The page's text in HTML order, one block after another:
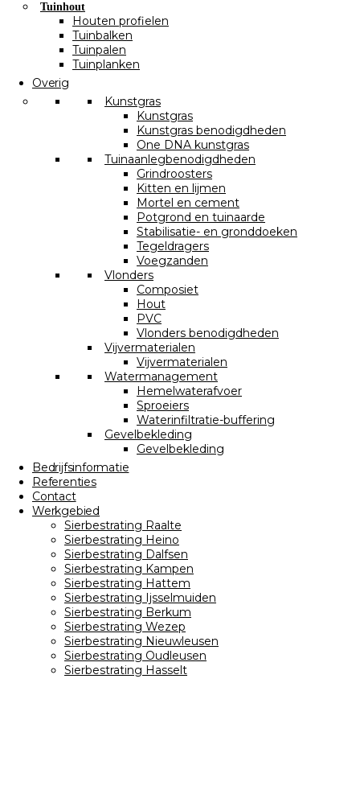
Tuinhout
Houten profielen
Tuinbalken
Tuinpalen
Tuinplanken
Overig
Kunstgras
Kunstgras
Kunstgras benodigdheden
One DNA kunstgras
Tuinaanlegbenodigdheden
Grindroosters
Kitten en lijmen
Mortel en cement
Potgrond en tuinaarde
Stabilisatie- en gronddoeken
Tegeldragers
Voegzanden
Vlonders
Composiet
Hout
PVC
Vlonders benodigdheden
Vijvermaterialen
Vijvermaterialen
Watermanagement
Hemelwaterafvoer
Sproeiers
Waterinfiltratie-buffering
Gevelbekleding
Gevelbekleding
Bedrijfsinformatie
Referenties
Contact
Werkgebied
Sierbestrating Raalte
Sierbestrating Heino
Sierbestrating Dalfsen
Sierbestrating Kampen
Sierbestrating Hattem
Sierbestrating Ijsselmuiden
Sierbestrating Berkum
Sierbestrating Wezep
Sierbestrating Nieuwleusen
Sierbestrating Oudleusen
Sierbestrating Hasselt